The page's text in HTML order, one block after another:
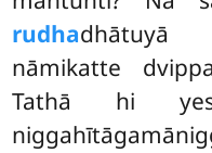
rudhadhātuyā
nāmikatte
Tathā hi